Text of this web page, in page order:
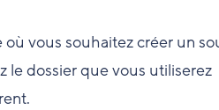
où vous souhaitez créer un
le dossier que vous utiliserez